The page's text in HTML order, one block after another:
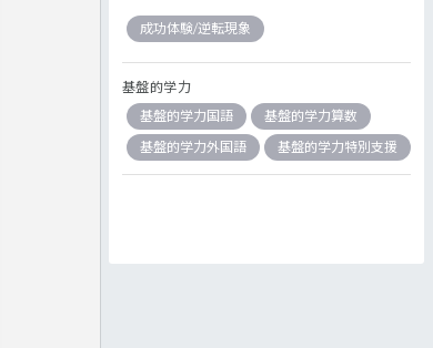
成功体験/逆転現象
基盤的学力
基盤的学力国語
基盤的学力算数
基盤的学力外国語
基盤的学力特別支援